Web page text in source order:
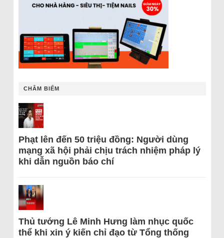
CHÂM BIẾM
Phạt lên đến 50 triệu đồng: Người dùng
mạng xã hội phải chịu trách nhiệm pháp lý
khi dẫn nguồn báo chí
Thủ tướng Lê Minh Hưng làm nhục quốc
thể khi xin ý kiến chỉ đạo từ Tổng thống